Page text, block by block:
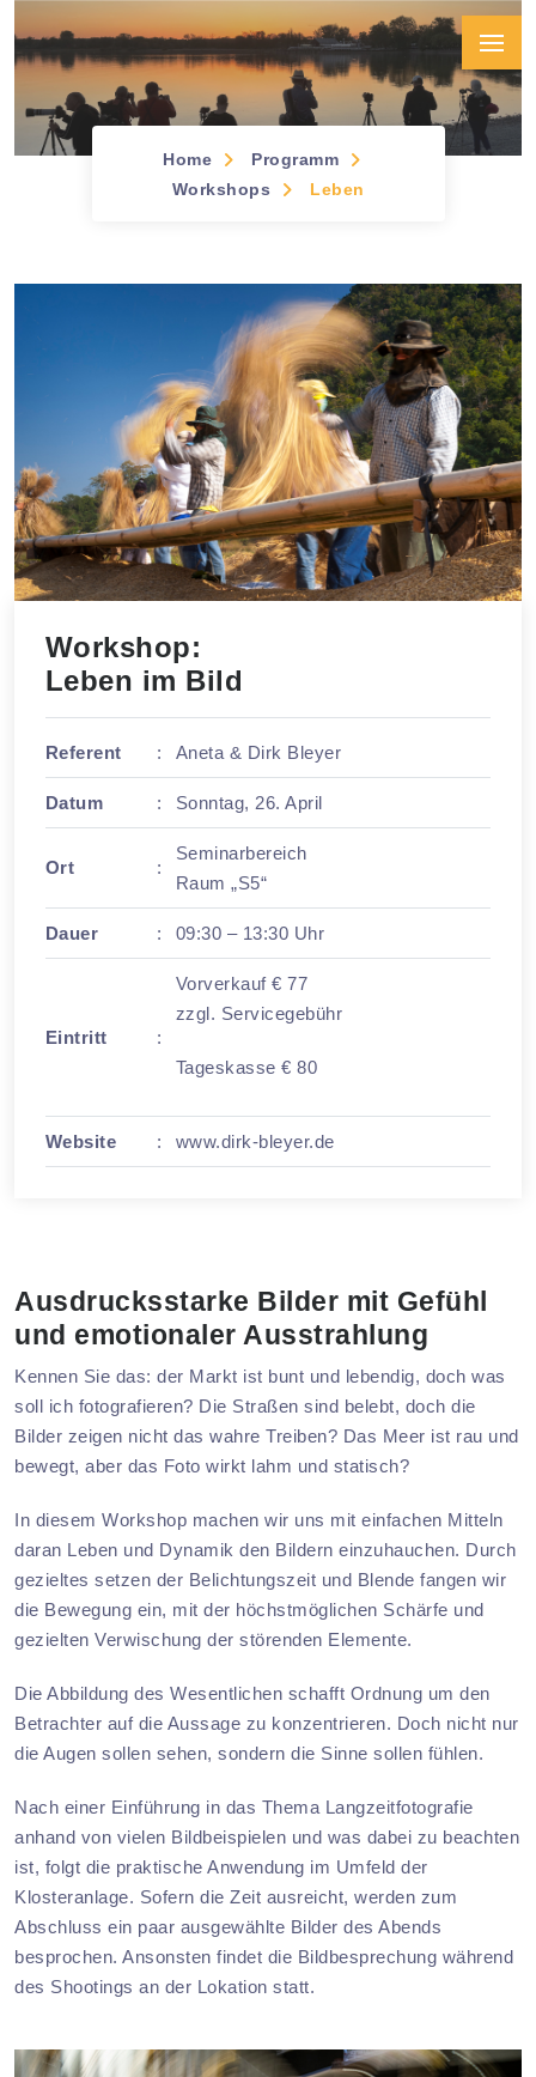
Workshops &
Home
Programm
Workshops
Leben
Workshop:
Leben im Bild
Referent : Aneta & Dirk Bleyer
Datum : Sonntag, 26. April
Ort :
Seminarbereich
Raum „S5“
Dauer : 09:30 – 13:30 Uhr
Eintritt :
Vorverkauf € 77
zzgl. Servicegebühr
Tageskasse € 80
Website : www.dirk-bleyer.de
Ausdrucksstarke Bilder mit Gefühl
und emotionaler Ausstrahlung
Kennen Sie das: der Markt ist bunt und lebendig, doch was
soll ich fotografieren? Die Straßen sind belebt, doch die
Bilder zeigen nicht das wahre Treiben? Das Meer ist rau und
bewegt, aber das Foto wirkt lahm und statisch?
In diesem Workshop machen wir uns mit einfachen Mitteln
daran Leben und Dynamik den Bildern einzuhauchen. Durch
gezieltes setzen der Belichtungszeit und Blende fangen wir
die Bewegung ein, mit der höchstmöglichen Schärfe und
gezielten Verwischung der störenden Elemente.
Die Abbildung des Wesentlichen schafft Ordnung um den
Betrachter auf die Aussage zu konzentrieren. Doch nicht nur
die Augen sollen sehen, sondern die Sinne sollen fühlen.
Nach einer Einführung in das Thema Langzeitfotografie
anhand von vielen Bildbeispielen und was dabei zu beachten
ist, folgt die praktische Anwendung im Umfeld der
Klosteranlage. Sofern die Zeit ausreicht, werden zum
Abschluss ein paar ausgewählte Bilder des Abends
besprochen. Ansonsten findet die Bildbesprechung während
des Shootings an der Lokation statt.